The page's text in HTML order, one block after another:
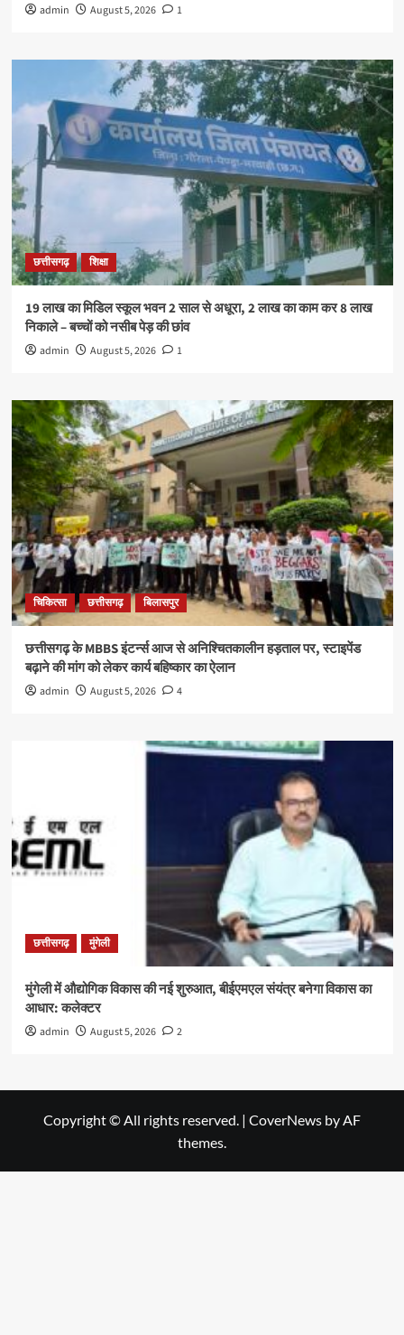
admin August 5, 2026 1
छत्तीसगढ़ शिक्षा
19 लाख का मिडिल स्कूल भवन 2 साल से अधूरा, 2 लाख का काम कर 8 लाख
निकाले – बच्चों को नसीब पेड़ की छांव
admin August 5, 2026 1
चिकित्सा छत्तीसगढ़ बिलासपुर
छत्तीसगढ़ के MBBS इंटर्न्स आज से अनिश्चितकालीन हड़ताल पर, स्टाइपेंड
बढ़ाने की मांग को लेकर कार्य बहिष्कार का ऐलान
admin August 5, 2026 4
छत्तीसगढ़ मुंगेली
मुंगेली में औद्योगिक विकास की नई शुरुआत, बीईएमएल संयंत्र बनेगा विकास का
आधार: कलेक्टर
admin August 5, 2026 2
Copyright © All rights reserved. | CoverNews by AF
themes.